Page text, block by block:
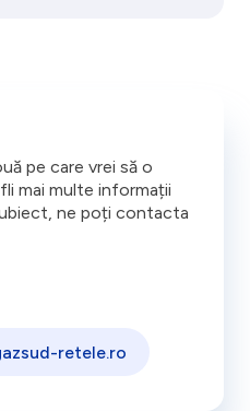
pe care vrei să o
mai multe informații
ne poți contacta
retele.ro